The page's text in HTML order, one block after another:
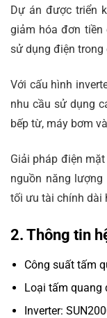
Dự án được triển
giảm hóa đơn tiền
sử dụng điện trong
Với cấu hình
nhu cầu sử dụng
bếp từ, máy bơm
Giải pháp điện
nguồn năng
tối ưu tài chính dài
2. Thông tin
Công suất tấm
Loại tấm quang
Inverter: